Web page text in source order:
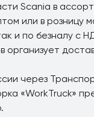
Scania в
или в розницу
и по безналу с
организует
через
«WorkTruck»